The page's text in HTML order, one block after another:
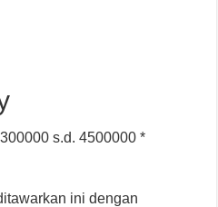
s.d. 4500000 *
ini dengan